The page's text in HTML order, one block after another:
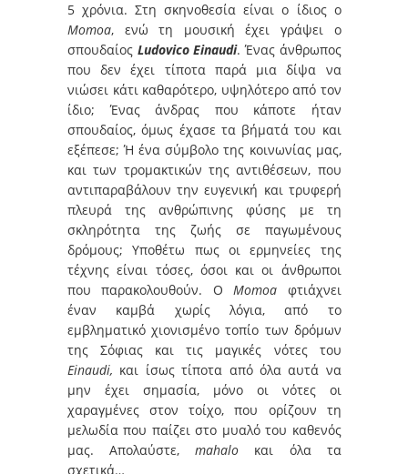
5 χρόνια. Στη σκηνοθεσία είναι ο ίδιος ο
Momoa, ενώ τη μουσική έχει γράψει ο
σπουδαίος Ludovico Einaudi. Ένας άνθρωπος
που δεν έχει τίποτα παρά μια δίψα να
νιώσει κάτι καθαρότερο, υψηλότερο από τον
ίδιο; Ένας άνδρας που κάποτε ήταν
σπουδαίος, όμως έχασε τα βήματά του και
εξέπεσε; Ή ένα σύμβολο της κοινωνίας μας,
και των τρομακτικών της αντιθέσεων, που
αντιπαραβάλουν την ευγενική και τρυφερή
πλευρά της ανθρώπινης φύσης με τη
σκληρότητα της ζωής σε παγωμένους
δρόμους; Υποθέτω πως οι ερμηνείες της
τέχνης είναι τόσες, όσοι και οι άνθρωποι
που παρακολουθούν. ΟMomoa φτιάχνει
έναν καμβά χωρίς λόγια, από το
εμβληματικό χιονισμένο τοπίο των δρόμων
της Σόφιας και τις μαγικές νότες του
Einaudi, και ίσως τίποτα από όλα αυτά να
μην έχει σημασία, μόνο οι νότες οι
χαραγμένες στον τοίχο, που ορίζουν τη
μελωδία που παίζει στο μυαλό του καθενός
μας. Απολαύστε,mahalo και όλα τα
σχετικά…